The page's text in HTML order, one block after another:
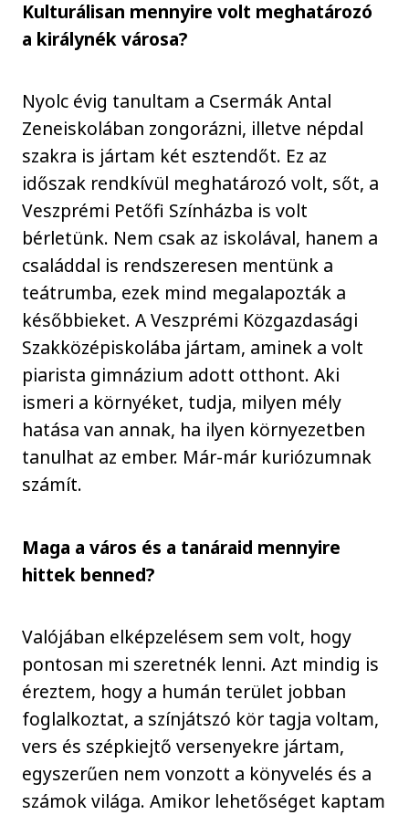
Kulturálisan mennyire volt meghatározó
a királynék városa?
Nyolc évig tanultam a Csermák Antal
Zeneiskolában zongorázni, illetve népdal
szakra is jártam két esztendőt. Ez az
időszak rendkívül meghatározó volt, sőt, a
Veszprémi Petőfi Színházba is volt
bérletünk. Nem csak az iskolával, hanem a
családdal is rendszeresen mentünk a
teátrumba, ezek mind megalapozták a
későbbieket. A Veszprémi Közgazdasági
Szakközépiskolába jártam, aminek a volt
piarista gimnázium adott otthont. Aki
ismeri a környéket, tudja, milyen mély
hatása van annak, ha ilyen környezetben
tanulhat az ember. Már-már kuriózumnak
számít.
Maga a város és a tanáraid mennyire
hittek benned?
Valójában elképzelésem sem volt, hogy
pontosan mi szeretnék lenni. Azt mindig is
éreztem, hogy a humán terület jobban
foglalkoztat, a színjátszó kör tagja voltam,
vers és szépkiejtő versenyekre jártam,
egyszerűen nem vonzott a könyvelés és a
számok világa. Amikor lehetőséget kaptam